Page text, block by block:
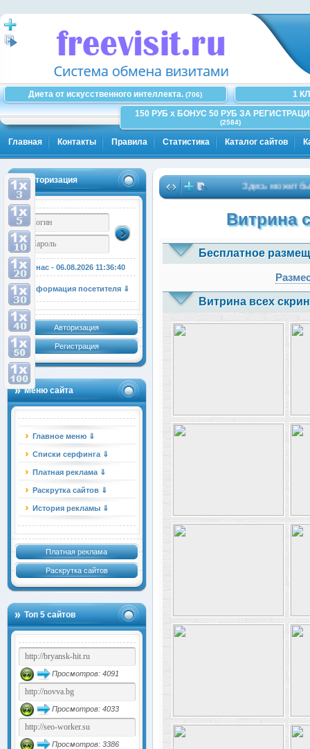
Диета от искусственного интеллекта. (706)
1
150 РУБ x БОНУС 50 РУБ ЗА
(2584)
Главная Контакты Правила Статистика Каталог сайтов
Авторизация
У нас - 06.08.202611:36:40
Информация посетителя ⇓
Авторизация
Регистрация
Меню сайта
Главное меню ⇓
Списки серфинга ⇓
Платная реклама ⇓
Раскрутка сайтов ⇓
История рекламы ⇓
Платная реклама
Раскрутка сайтов
Топ 5 сайтов
Просмотров: 4091
Просмотров: 4033
Просмотров: 3386
Здесь может быть
Витрина
Бесплатное
Витрина всех